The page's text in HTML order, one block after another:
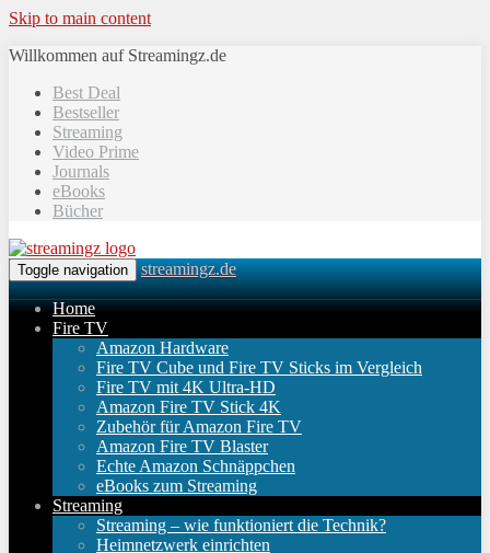
Skip to main content
Willkommen auf Streamingz.de
Best Deal
Bestseller
Streaming
Video Prime
Journals
eBooks
Bücher
Toggle navigation streamingz.de
Home
Fire TV
Amazon Hardware
Fire TV Cube und Fire TV Sticks im Vergleich
Fire TV mit 4K Ultra-HD
Amazon Fire TV Stick 4K
Zubehör für Amazon Fire TV
Amazon Fire TV Blaster
Echte Amazon Schnäppchen
eBooks zum Streaming
Streaming
Streaming – wie funktioniert die Technik?
Heimnetzwerk einrichten